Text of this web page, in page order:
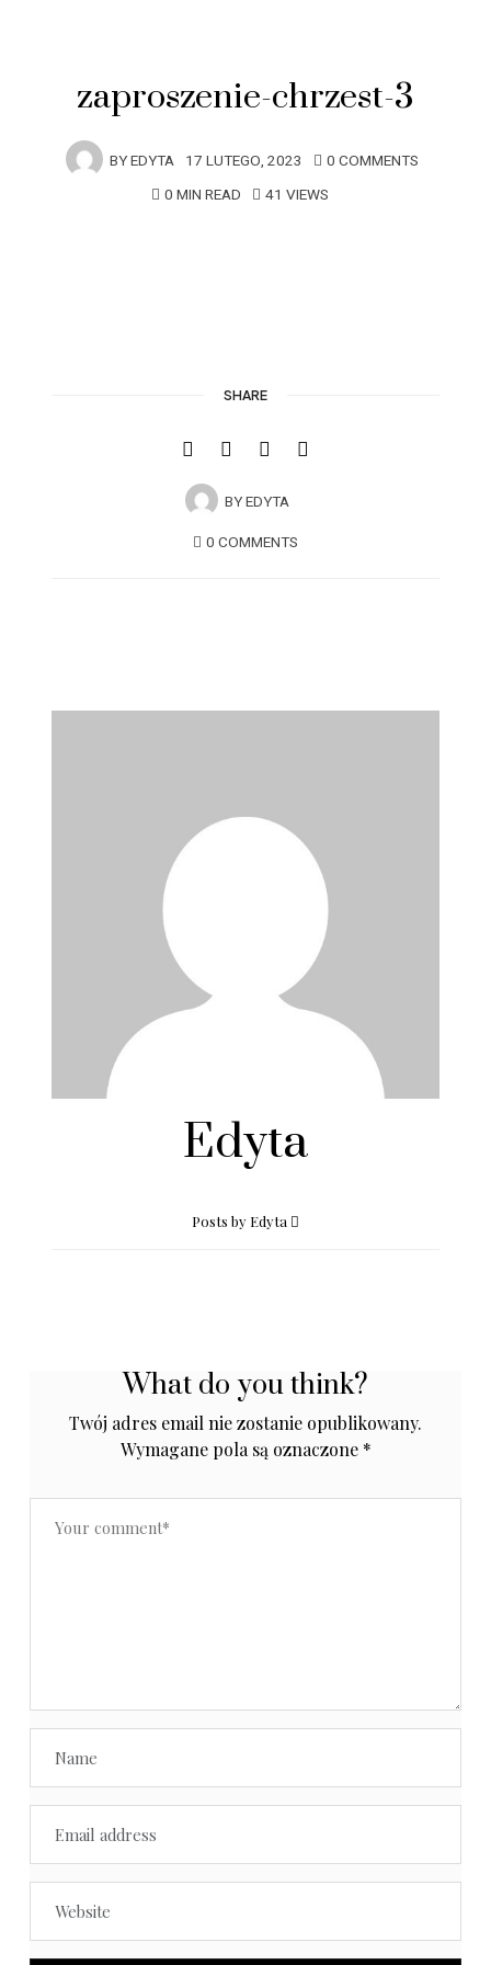
zaproszenie-chrzest-3
BYEDYTA 17 LUTEGO, 2023
0 COMMENTS
0 MIN READ
41 VIEWS
SHARE
BYEDYTA
0 COMMENTS
Edyta
Posts by Edyta
What do you think?
Twój adres email nie zostanie opublikowany.
Wymagane pola są oznaczone *